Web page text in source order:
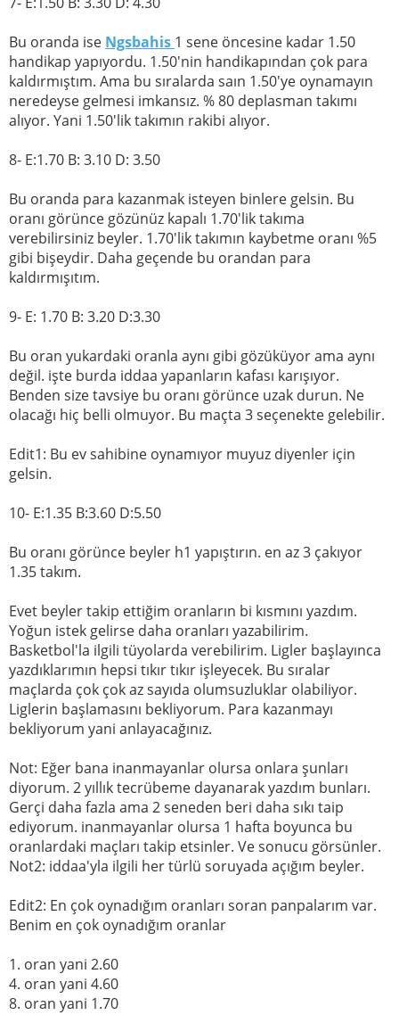
Bu oranda ise Ngsbahis 1 sene öncesine kadar 1.50
handikap yapıyordu. 1.50'nin handikapından çok para
kaldırmıştım. Ama bu sıralarda saın 1.50'ye oynamayın
neredeyse gelmesi imkansız. % 80 deplasman takımı
alıyor. Yani 1.50'lik takımın rakibi alıyor.
8- E:1.70 B: 3.10 D: 3.50
Bu oranda para kazanmak isteyen binlere gelsin. Bu
oranı görünce gözünüz kapalı 1.70'lik takıma
verebilirsiniz beyler. 1.70'lik takımın kaybetme oranı %5
gibi bişeydir. Daha geçende bu orandan para
kaldırmışıtım.
9- E: 1.70 B: 3.20 D:3.30
Bu oran yukardaki oranla aynı gibi gözüküyor ama aynı
değil. işte burda iddaa yapanların kafası karışıyor.
Benden size tavsiye bu oranı görünce uzak durun. Ne
olacağı hiç belli olmuyor. Bu maçta 3 seçenekte gelebilir.
Edit1: Bu ev sahibine oynamıyor muyuz diyenler için
gelsin.
10- E:1.35 B:3.60 D:5.50
Bu oranı görünce beyler h1 yapıştırın. en az 3 çakıyor
1.35 takım.
Evet beyler takip ettiğim oranların bi kısmını yazdım.
Yoğun istek gelirse daha oranları yazabilirim.
Basketbol'la ilgili tüyolarda verebilirim. Ligler başlayınca
yazdıklarımın hepsi tıkır tıkır işleyecek. Bu sıralar
maçlarda çok çok az sayıda olumsuzluklar olabiliyor.
Liglerin başlamasını bekliyorum. Para kazanmayı
bekliyorum yani anlayacağınız.
Not: Eğer bana inanmayanlar olursa onlara şunları
diyorum. 2 yıllık tecrübeme dayanarak yazdım bunları.
Gerçi daha fazla ama 2 seneden beri daha sıkı taip
ediyorum. inanmayanlar olursa 1 hafta boyunca bu
oranlardaki maçları takip etsinler. Ve sonucu görsünler.
Not2: iddaa'yla ilgili her türlü soruyada açığım beyler.
Edit2: En çok oynadığım oranları soran panpalarım var.
Benim en çok oynadığım oranlar
1. oran yani 2.60
4. oran yani 4.60
8. oran yani 1.70